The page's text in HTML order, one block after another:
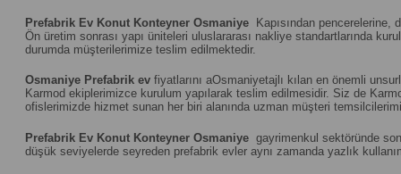
Prefabrik Ev Konut Konteyner Osmaniye Kapısından pencerelerine,
Ön üretim sonrası yapı üniteleri uluslararası nakliye standartlarında
durumda müşterilerimize teslim edilmektedir.
Osmaniye Prefabrik ev fiyatlarını aOsmaniyetajlı kılan en önemli
Karmod ekiplerimizce kurulum yapılarak teslim edilmesidir. Siz de
ofislerimizde hizmet sunan her biri alanında uzman müşteri
Prefabrik Ev Konut Konteyner Osmaniye gayrimenkul sektöründe
düşük seviyelerde seyreden prefabrik evler aynı zamanda yazlık